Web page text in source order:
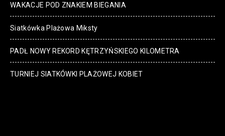
WAKACJE POD ZNAKIEM BIEGANIA
Siatkówka Plażowa Miksty
PADŁ NOWY REKORD KĘTRZYŃSKIEGO KILOMETRA
TURNIEJ SIATKÓWKI PLAŻOWEJ KOBIET